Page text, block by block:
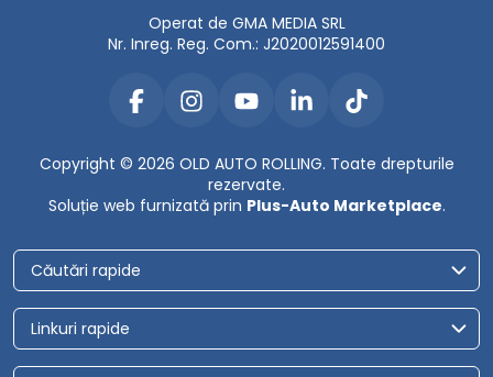
Operat de GMA MEDIA SRL
Nr. Inreg. Reg. Com.: J2020012591400
Copyright © 2026 OLD AUTO ROLLING. Toate drepturile
rezervate.
Soluție web furnizată prin Plus-Auto Marketplace.
Căutări rapide
Linkuri rapide